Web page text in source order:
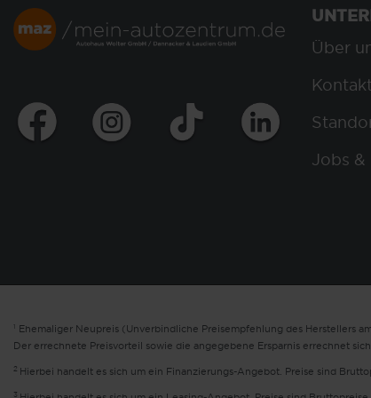
Über
Kontakt
Jobs &
1 Ehemaliger Neupreis (Unverbindliche Preisempfehlung des Herstellers
Der errechnete Preisvorteil sowie die angegebene Ersparnis errechnet
2 Hierbei handelt es sich um ein Finanzierungs-Angebot. Preise sind
3